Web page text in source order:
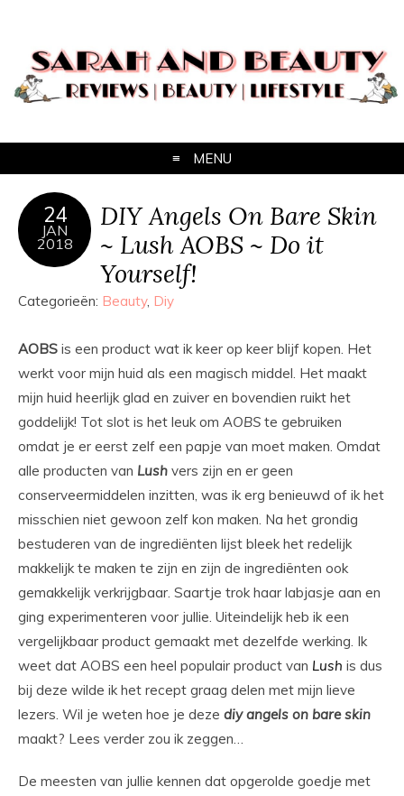
MENU
24
JAN
2018
DIY Angels On Bare Skin
~ Lush AOBS ~ Do it
Yourself!
Categorieën: Beauty, Diy
AOBS is een product wat ik keer op keer blijf kopen. Het
werkt voor mijn huid als een magisch middel. Het maakt
mijn huid heerlijk glad en zuiver en bovendien ruikt het
goddelijk! Tot slot is het leuk om AOBS te gebruiken
omdat je er eerst zelf een papje van moet maken. Omdat
alle producten van Lush vers zijn en er geen
conserveermiddelen inzitten, was ik erg benieuwd of ik het
misschien niet gewoon zelf kon maken. Na het grondig
bestuderen van de ingrediënten lijst bleek het redelijk
makkelijk te maken te zijn en zijn de ingrediënten ook
gemakkelijk verkrijgbaar. Saartje trok haar labjasje aan en
ging experimenteren voor jullie. Uiteindelijk heb ik een
vergelijkbaar product gemaakt met dezelfde werking. Ik
weet dat AOBS een heel populair product van Lush is dus
bij deze wilde ik het recept graag delen met mijn lieve
lezers. Wil je weten hoe je deze diy angels on bare skin
maakt? Lees verder zou ik zeggen…
De meesten van jullie kennen dat opgerolde goedje met